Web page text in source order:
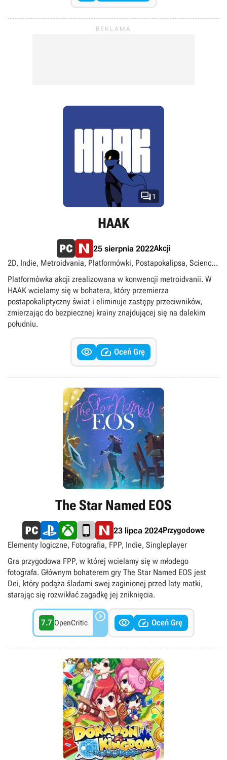
1
HAAK
25 sierpnia 2022Akcji
2D, Indie, Metroidvania, Platformówki, Postapokalipsa, Science
fiction, Side-scroll, Singleplayer
Platformówka akcji zrealizowana w konwencji metroidvanii. W
HAAK wcielamy się w bohatera, który przemierza
postapokaliptyczny świat i eliminuje zastępy przeciwników,
zmierzając do bezpiecznej krainy znajdującej się na dalekim
południu.
  Oceń Grę
The Star Named EOS
23 lipca 2024Przygodowe
Elementy logiczne, Fotografia, FPP, Indie, Singleplayer
Gra przygodowa FPP, w której wcielamy się w młodego
fotografa. Głównym bohaterem gry The Star Named EOS jest
Dei, który podąża śladami swej zaginionej przed laty matki,
starając się rozwikłać zagadkę jej zniknięcia.
7.7 OpenCritic    Oceń Grę